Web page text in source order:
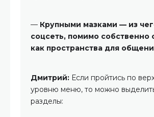
— Крупными мазками — из
соцсеть, помимо собственно
как пространства для
Дмитрий: Если пройтись по
уровню меню, то можно
разделы: